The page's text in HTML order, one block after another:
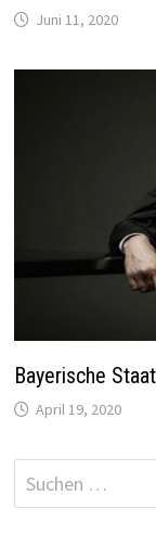
Juni 11, 2020
Bayerische
April 19, 2020
Suchen
nach: